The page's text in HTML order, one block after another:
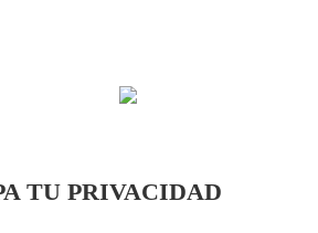
TU PRIVACIDAD